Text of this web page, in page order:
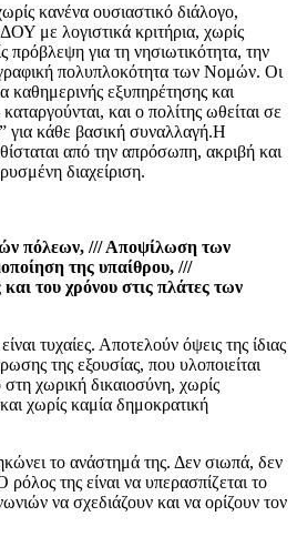
κανένα ουσιαστικό διάλογο,
με λογιστικά κριτήρια, χωρίς
πρόβλεψη για τη νησιωτικότητα, την
πολυπλοκότητα των Νομών. Οι
καθημερινής εξυπηρέτησης και
και ο πολίτης ωθείται σε
για κάθε βασική συναλλαγή.Η
από την απρόσωπη, ακριβή και
διαχείριση.
πόλεων, /// Αποψίλωση των
της υπαίθρου, ///
του χρόνου στις πλάτες των
τυχαίες. Αποτελούν όψεις της ίδιας
της εξουσίας, που υλοποιείται
χωρική δικαιοσύνη, χωρίς
χωρίς καμία δημοκρατική
το ανάστημά της. Δεν σιωπά, δεν
της είναι να υπερασπίζεται το
να σχεδιάζουν και να ορίζουν τον